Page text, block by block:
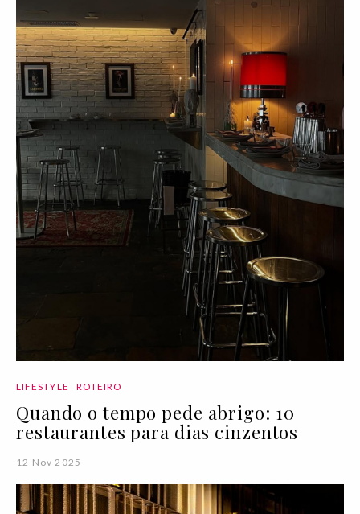
LIFESTYLE ROTEIRO
Quando o tempo pede abrigo: 10
restaurantes para dias cinzentos
12 Nov 2025